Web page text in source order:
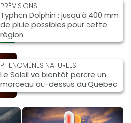
PRÉVISIONS
Typhon Dolphin : jusqu’à 400 mm
de pluie possibles pour cette
région
PHÉNOMÈNES NATURELS
Le Soleil va bientôt perdre un
morceau au-dessus du Québec